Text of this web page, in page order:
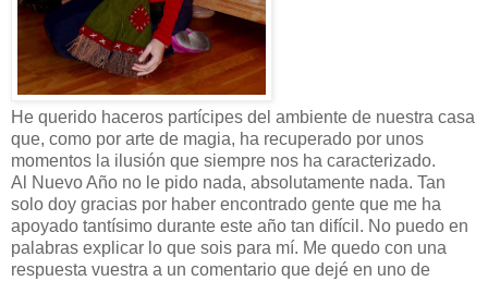
He querido haceros partícipes del ambiente de nuestra casa
que, como por arte de magia, ha recuperado por unos
momentos la ilusión que siempre nos ha caracterizado.
Al Nuevo Año no le pido nada, absolutamente nada. Tan
solo doy gracias por haber encontrado gente que me ha
apoyado tantísimo durante este año tan difícil. No puedo en
palabras explicar lo que sois para mí. Me quedo con una
respuesta vuestra a un comentario que dejé en uno de